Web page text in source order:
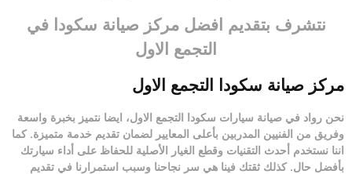
مركز صيانة سكودا التجمع الاول
نحن رواد في صيانة سيارات سكودا التجمع الاول، ايضا نتميز بخبرة واسعة
وفريق من الفنيين المدربين بأعلى المعايير لضمان تقديم خدمة متميزة. كما
اننا نستخدم أحدث التقنيات وقطع الغيار الأصلية للحفاظ على أداء سيارتك
بأفضل حال. كذلك ثقتك فينا هي سر نجاحنا وسبب استمرارنا في تقديم
نتشرف بتقديم افضل مركز صيانة سكودا في
التجمع الاول